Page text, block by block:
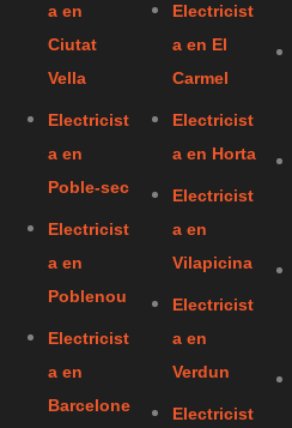
a en
Ciutat
Vella
Electricist
a en
Poble-sec
Electricist
a en
Poblenou
Electricist
a en
Barcelone
Electricist
a en El
Carmel
Electricist
a en Horta
Electricist
a en
Vilapicina
Electricist
a en
Verdun
Electricist